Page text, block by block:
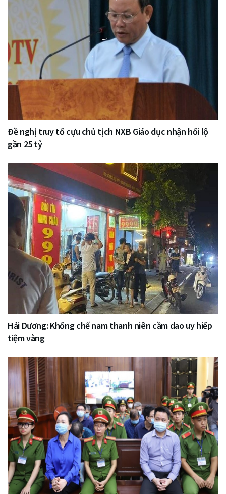
Đề nghị truy tố cựu chủ tịch NXB Giáo dục nhận hối lộ
gần 25 tỷ
Hải Dương: Khống chế nam thanh niên cầm dao uy hiếp
tiệm vàng